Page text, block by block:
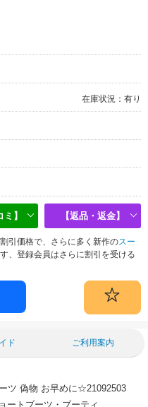
在庫状況：有り
】 【返品・返金】
引価格で、さらに多く新作のスー
、登録会員はさらに割引を受ける
ド ご利用案内
ツ 偽物 お早めに☆21092503
ートブーツ・ブーティ